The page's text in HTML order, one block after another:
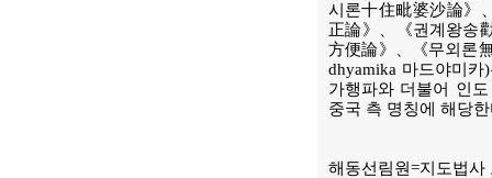
시론十住毗婆沙論》
正論》、《권계왕송
方便論》、《무외론
dhyamika 마드야미
가행파와 더불어 인
중국 측 명칭에 해당
해동선림원=지도법사